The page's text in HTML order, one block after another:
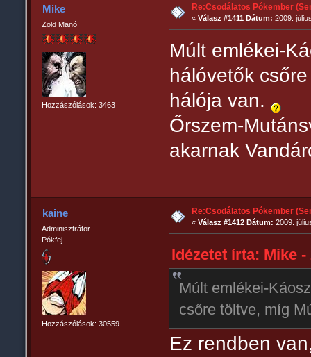
Mike
Zöld Manó
Hozzászólások: 3463
Re:Csodálatos Pókember
«Válasz #1411 Dátum: 2009.
Múlt emlékei-
hálóvetők
hálója van.
Őrszem-
akarnak
kaine
Adminisztrátor
Pókfej
Hozzászólások: 30559
Re:Csodálatos Pókember
«Válasz #1412 Dátum: 2009.
Idézetet írta: Mike -
Múlt emlékei-
csőre töltve, míg
Ez rendben